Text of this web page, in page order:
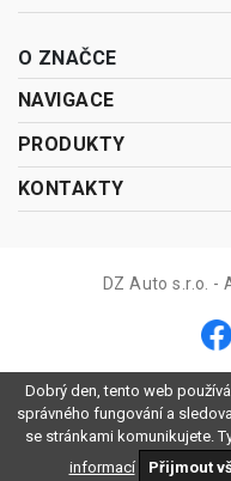
O ZNAČCE
NAVIGACE
PRODUKTY
KONTAKTY
DZ Auto s.r.o. -
Dobrý den, tento web
správného fungování a
se stránkami komunikujete.
informací
Přijmout